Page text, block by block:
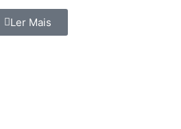
Ler Mais